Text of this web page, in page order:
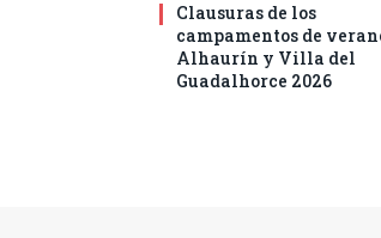
Clausuras de los
campamentos de
Alhaurín y Villa del
Guadalhorce 2026